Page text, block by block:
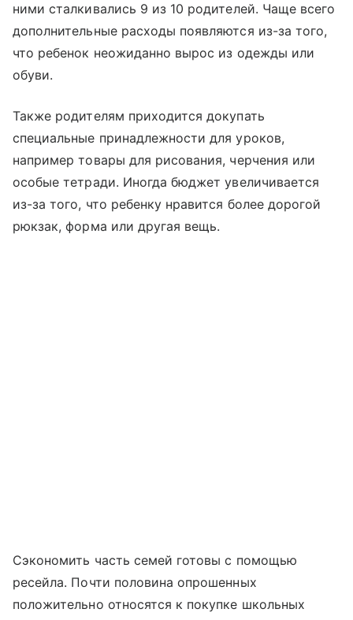
ними сталкивались 9 из 10 родителей. Чаще всего
дополнительные расходы появляются из-за того,
что ребенок неожиданно вырос из одежды или
обуви.
Также родителям приходится докупать
специальные принадлежности для уроков,
например товары для рисования, черчения или
особые тетради. Иногда бюджет увеличивается
из-за того, что ребенку нравится более дорогой
рюкзак, форма или другая вещь.
Сэкономить часть семей готовы с помощью
ресейла. Почти половина опрошенных
положительно относятся к покупке школьных